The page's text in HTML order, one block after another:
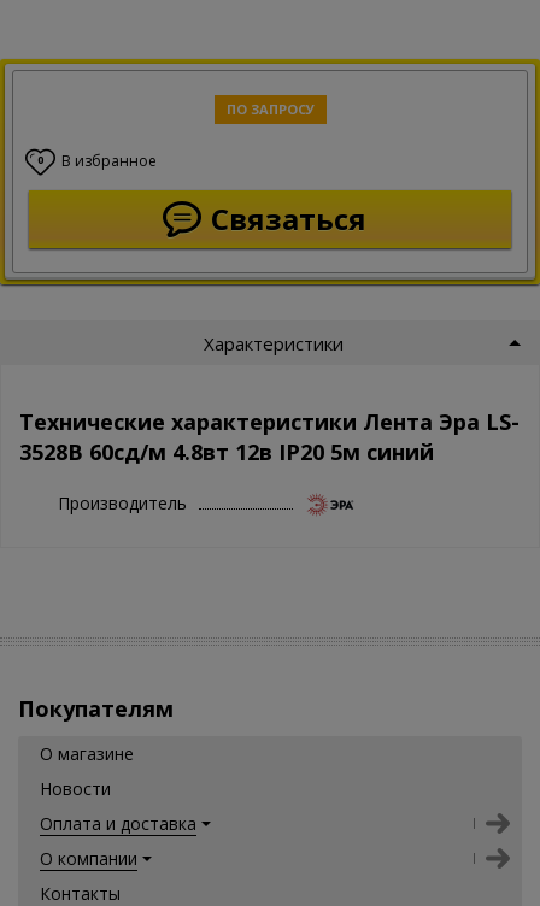
ПО ЗАПРОСУ
0 В избранное
Связаться
Характеристики
Технические характеристики Лента Эра LS-
3528B 60сд/м 4.8вт 12в IP20 5м синий
Производитель
Покупателям
О магазине
Новости
Оплата и доставка
О компании
Контакты